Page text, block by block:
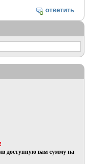
ответить
доступную вам сумму на